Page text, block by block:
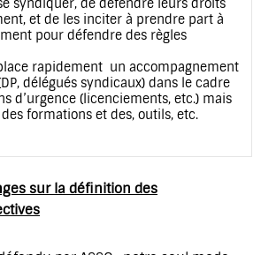
syndiquer, de défendre leurs droits
et de les inciter à prendre part à
pour défendre des règles
rapidement un accompagnement
délégués syndicaux) dans le cadre
d’urgence (licenciements, etc.) mais
formations et des, outils, etc.
sur la définition des